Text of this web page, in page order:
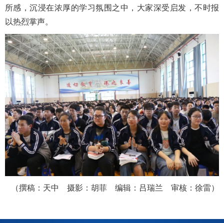
所感，沉浸在浓厚的学习氛围之中，大家深受启发，不时报
以热烈掌声。
（撰稿：天中 摄影：胡菲 编辑：吕瑞兰 审核：徐雷）